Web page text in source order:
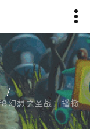
幻想之圣战：播撒